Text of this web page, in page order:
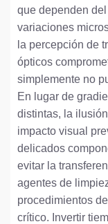
que dependen
variaciones
la percepción de
ópticos
simplemente no
En lugar de
distintas, la
impacto visual
delicados
evitar la
agentes de
procedimientos
crítico. Invertir